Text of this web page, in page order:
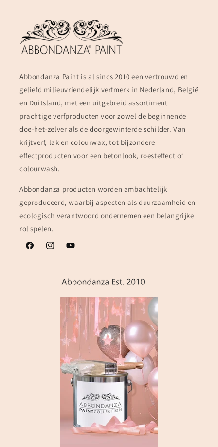
Abbondanza Paint is al sinds 2010 een vertrouwd en
geliefd milieuvriendelijk verfmerk in Nederland, België
en Duitsland, met een uitgebreid assortiment
prachtige verfproducten voor zowel de beginnende
doe-het-zelver als de doorgewinterde schilder. Van
krijtverf, lak en colourwax, tot bijzondere
effectproducten voor een betonlook, roesteffect of
colourwash.
Abbondanza producten worden ambachtelijk
geproduceerd, waarbij aspecten als duurzaamheid en
ecologisch verantwoord ondernemen een belangrijke
rol spelen.
FacebookInstagramYouTube